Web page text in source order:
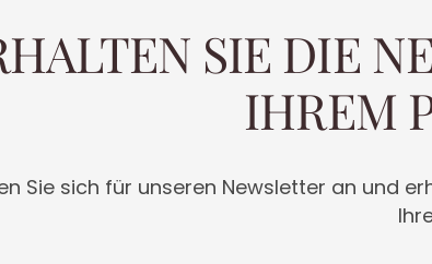
SIE DIE
IHREM
Sie sich für unseren Newsletter an und